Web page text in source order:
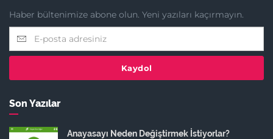
Haber bültenimize abone olun. Yeni yazıları kaçırmayın.
Kaydol
Son Yazılar
Anayasayı Neden Değiştirmek İstiyorlar?